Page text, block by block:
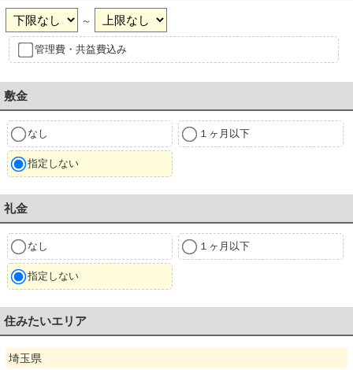
～
管理費・共益費込み
敷金
なし １ヶ月以下
指定しない
礼金
なし １ヶ月以下
指定しない
住みたいエリア
埼玉県